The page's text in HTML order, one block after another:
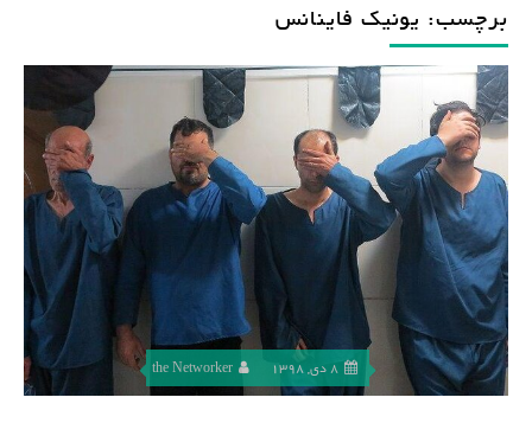
برچسب: یونیک فاینانس
8 دی, 1398 the Networker